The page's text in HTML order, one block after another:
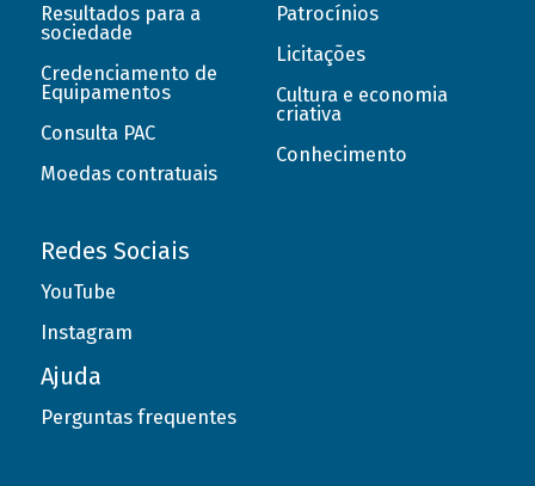
Resultados para a
sociedade
Credenciamento de
Equipamentos
Consulta PAC
Moedas contratuais
Patrocínios
Licitações
Cultura e economia
criativa
Conhecimento
Redes Sociais
YouTube
Instagram
Ajuda
Perguntas frequentes